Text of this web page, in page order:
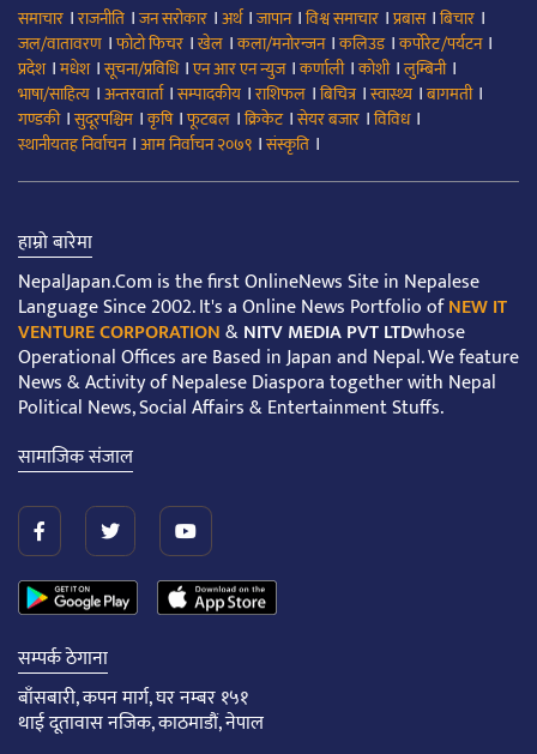
समाचार ।राजनीति ।जन सरोकार ।अर्थ।जापान।विश्व समाचार ।प्रबास।बिचार ।
जल/वातावरण ।फोटो फिचर ।खेल ।कला/मनोरन्जन।कलिउड।कर्पोरेट/पर्यटन।
प्रदेश।मधेश।सूचना/प्रविधि।एन आर एन न्युज।कर्णाली।कोशी।लुम्बिनी।
भाषा/साहित्य ।अन्तरवार्ता।सम्पादकीय ।राशिफल ।बिचित्र।स्वास्थ्य ।बागमती।
गण्डकी।सुदूरपश्चिम ।कृषि।फूटबल ।क्रिकेट।सेयर बजार ।विविध।
स्थानीयतह निर्वाचन।आम निर्वाचन २०७९ ।संस्कृति ।
हाम्रो बारेमा
NepalJapan.Com is the first OnlineNews Site in Nepalese
Language Since 2002. It's a Online News Portfolio ofNEW IT
VENTURE CORPORATION&NITV MEDIA PVT LTDwhose
Operational Offices are Based in Japan and Nepal. We feature
News & Activity of Nepalese Diaspora together with Nepal
Political News, Social Affairs & Entertainment Stuffs.
सामाजिक संजाल
सम्पर्क ठेगाना
बाँसबारी, कपन मार्ग, घर नम्बर १५१
थाई दूतावास नजिक, काठमाडौं, नेपाल